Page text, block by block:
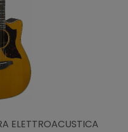
ELETTROACUSTICA